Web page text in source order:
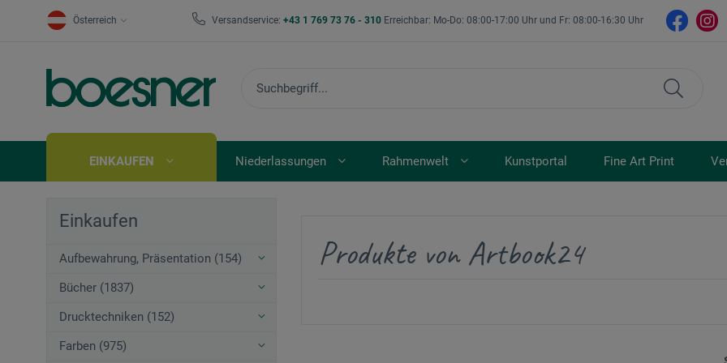
Österreich Versandservice: +43 1 769 73 76 - 310 Erreichbar: Mo-Do: 08:00-17:00 Uhr und Fr: 08:00-16:30 Uhr
EINKAUFEN Niederlassungen Rahmenwelt Kunstportal Fine Art Print
Einkaufen
Aufbewahrung, Präsentation (154)
Bücher (1837)
Drucktechniken (152)
Farben (975)
Produkte von Artbook24